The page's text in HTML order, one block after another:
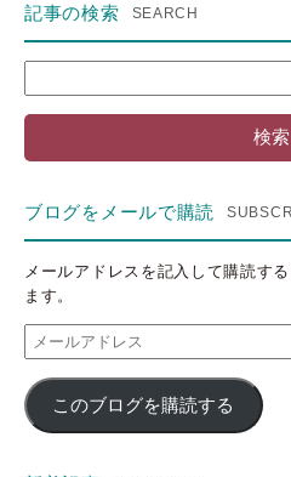
記事の検索
索:
ブログをメールで購読
メールアドレスを記入して購読す
ます。
ー
ル
ア
ド
このブログを購読する